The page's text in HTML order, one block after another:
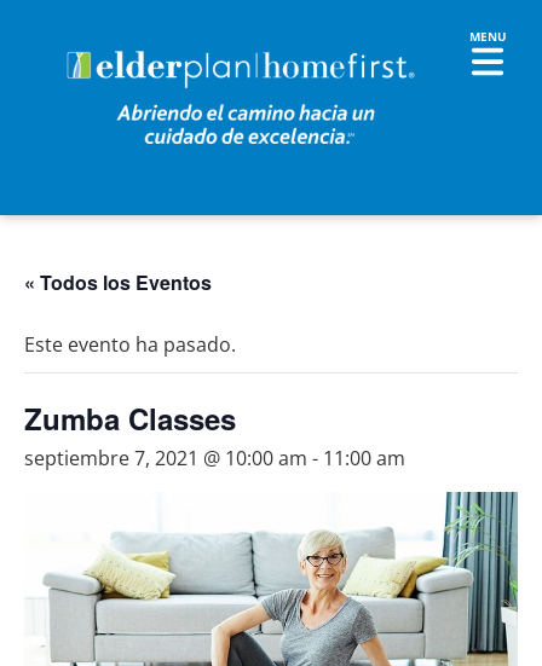
« Todos los Eventos
Este evento ha pasado.
Zumba Classes
septiembre 7, 2021 @ 10:00 am - 11:00 am